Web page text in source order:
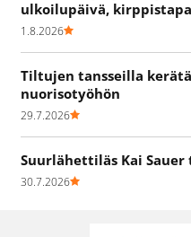
ulkoilupäivä,
1.8.2026
Tiltujen tansseilla
nuorisotyöhön
29.7.2026
Suurlähettiläs Kai
30.7.2026